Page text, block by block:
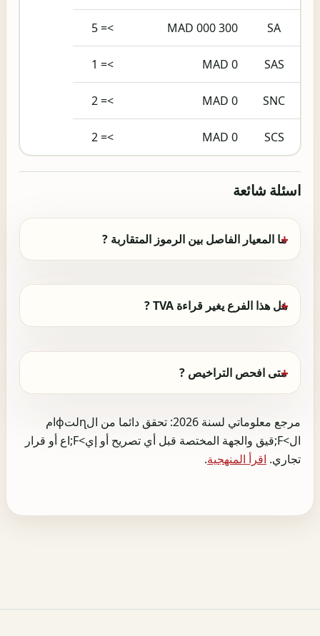
SA
300 000 MAD
>= 5
SAS
0 MAD
>= 1
SNC
0 MAD
>= 2
SCS
0 MAD
>= 2
اسئلة شائعة
ما المعيار الفاصل بين الرموز المتقاربة ?
هل هذا الفرع يغير قراءة TVA ?
متى افحص التراخيص ?
مرجع معلوماتي لسنة 2026: تحقق دائما من الɳلتɸام
ال>F;قيق والجهة المختصة قبل أي تصريح أو إي>F;اع أو قرار
تجاري. اقرأ المنهجية.